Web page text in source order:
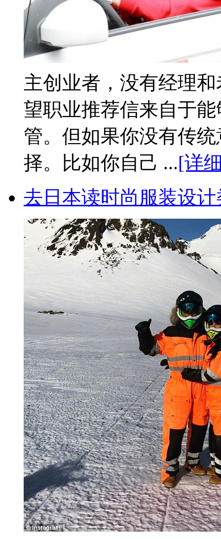
主创业者，没有经理
望职业推荐信来自于
管。但如果你没有传
择。比如你自己 ...[详
去日本读时尚服装设